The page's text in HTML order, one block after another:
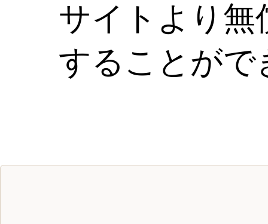
サイトより無
することがで